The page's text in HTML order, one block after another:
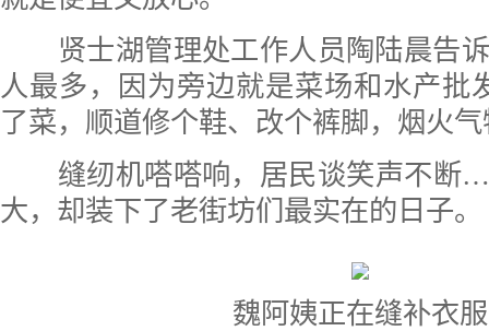
贤士湖管理处工作人员陶陆晨告
人最多，因为旁边就是菜场和水产批
了菜，顺道修个鞋、改个裤脚，烟火
缝纫机嗒嗒响，居民谈笑声不
大，却装下了老街坊们最实在的日子。
魏阿姨正在缝补衣服